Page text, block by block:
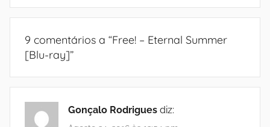
9 comentários a “Free! – Eternal Summer
[Blu-ray]”
Gonçalo Rodrigues diz: